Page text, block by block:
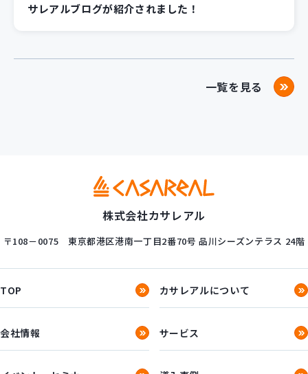
サレアルブログが紹介されました！
一覧を見る
株式会社カサレアル
〒108－0075 東京都港区港南一丁目2番70号 品川シーズンテラス 24階
TOP カサレアルについて
会社情報 サービス